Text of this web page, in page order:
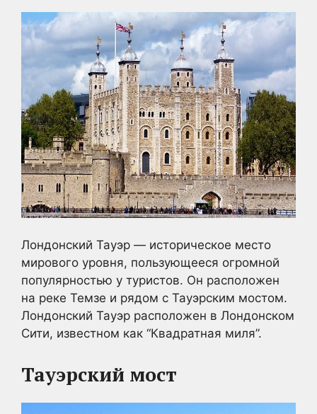
Лондонский Тауэр — историческое место
мирового уровня, пользующееся огромной
популярностью у туристов. Он расположен
на реке Темзе и рядом с Тауэрским мостом.
Лондонский Тауэр расположен в Лондонском
Сити, известном как “Квадратная миля”.
Тауэрский мост